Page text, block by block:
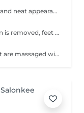
Gift your nails and hands a well-groomed and neat appearance! Your technician will effectively remove dead skin cells, shape and file nails, and buff the outer surface. A regular nail polish is applied at the end of this treatment. Our masters do edged, hardware, or combined manicure. How is manicure with simple nail polish done? - rough skin is removed - the shape of the nail plate is corrected - the cuticle and side ridges are corrected - nail polish is applied - cuticle oil and hand cream are applied Age restrictions: recommended to do from 14 years. Post procedure recommendations: there are no post recommendations for this procedure. Frequency: once in 3 weeks.
Relax! The nail technician is here! Hard skin is removed, feet are massaged with deep conditioning creams leaving them softer and smoother. Cuticles will be made neat and tidy and toenails will be perfectly shaped. Our masters do hardware pedicure. How is pedicure without polish done? - rough skin is removed - the shape of the nail plate is corrected - heels are cleaned - the cuticle and side ridges are corrected - cuticle oil and feet cream are applied Age restrictions: recommended to do from 14 years. Post procedure recommendations: there are no post recommendations for this procedure. Frequency: once in 3-4 weeks.
Colour your life! Hard skin is removed, feet are massaged with deep conditioning creams leaving them softer and smoother. Cuticles will be made neat and tidy and toenails will be perfectly shaped. A regular nail polish is applied at the end of this treatment. Our masters do hardware pedicure. How is pedicure + simple nail polish done? - rough skin is removed - the shape of the nail plate is corrected - heels are cleaned - the cuticle and side ridges are corrected - nail polish is applied - cuticle oil and feet cream is applied Age restrictions: recommended to do from 14 years. Post procedure recommendations: there are no post recommendations for this procedure. Frequency: once in 3-4 weeks.